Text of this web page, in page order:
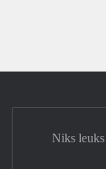
Niks leuks